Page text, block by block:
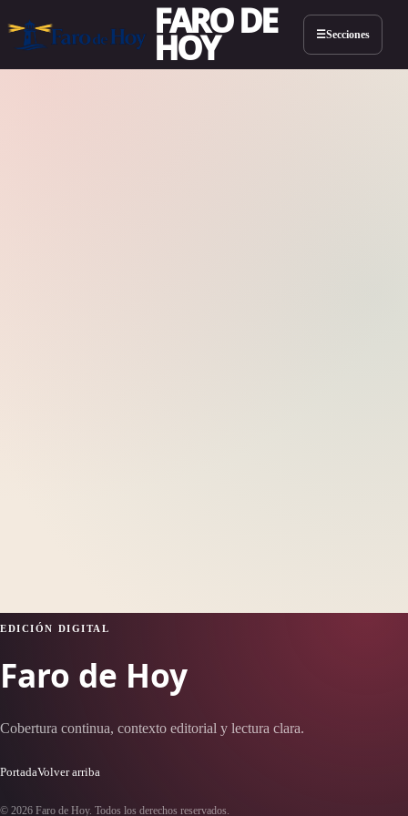
FARO DE
HOY ☰Secciones
EDICIÓN DIGITAL
Faro de Hoy
Cobertura continua, contexto editorial y lectura clara.
PortadaVolver arriba
© 2026 Faro de Hoy. Todos los derechos reservados.